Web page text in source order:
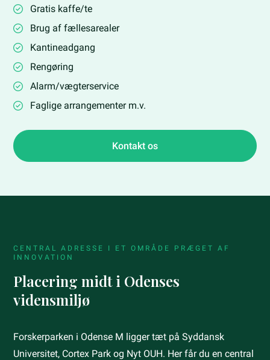
Gratis kaffe/te
Brug af fællesarealer
Kantineadgang
Rengøring
Alarm/vægterservice
Faglige arrangementer m.v.
Kontakt os
CENTRAL ADRESSE I ET OMRÅDE PRÆGET AF
INNOVATION
Placering midt i Odenses
vidensmiljø
Forskerparken i Odense M ligger tæt på Syddansk
Universitet, Cortex Park og Nyt OUH. Her får du en central